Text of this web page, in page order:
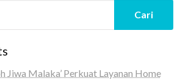
Cari
Jiwa Malaka’ Perkuat Layanan Home